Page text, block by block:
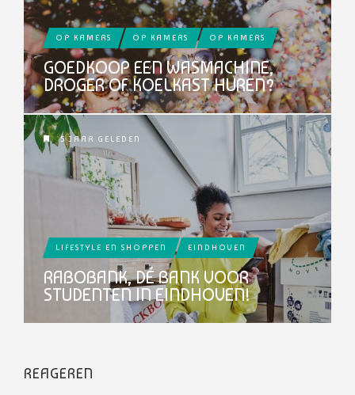
OP KAMERS OP KAMERS OP KAMERS
GOEDKOOP EEN WASMACHINE,
DROGER OF KOELKAST HUREN?
5 JAAR GELEDEN
LIFESTYLE EN SHOPPEN EINDHOVEN
RABOBANK, DÉ BANK VOOR
STUDENTEN IN EINDHOVEN!
REAGEREN